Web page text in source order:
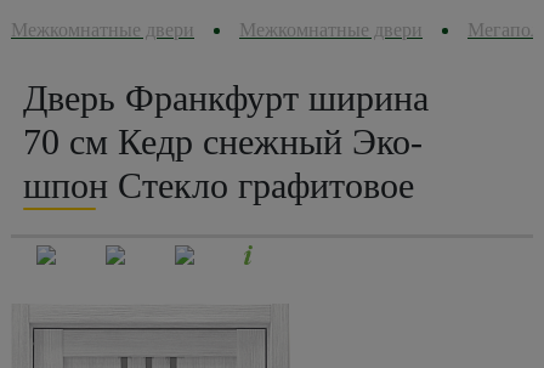
Межкомнатные двери Межкомнатные двери
Дверь Франкфурт ширина
70 см Кедр снежный Эко-
шпон Стекло графитовое